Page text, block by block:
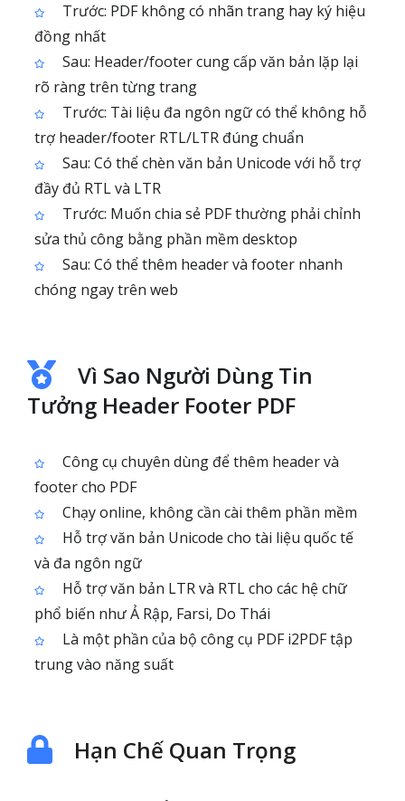
Trước: PDF không có nhãn trang hay ký hiệu
đồng nhất
Sau: Header/footer cung cấp văn bản lặp lại
rõ ràng trên từng trang
Trước: Tài liệu đa ngôn ngữ có thể không hỗ
trợ header/footer RTL/LTR đúng chuẩn
Sau: Có thể chèn văn bản Unicode với hỗ trợ
đầy đủ RTL và LTR
Trước: Muốn chia sẻ PDF thường phải chỉnh
sửa thủ công bằng phần mềm desktop
Sau: Có thể thêm header và footer nhanh
chóng ngay trên web
Vì Sao Người Dùng Tin
Tưởng Header Footer PDF
Công cụ chuyên dùng để thêm header và
footer cho PDF
Chạy online, không cần cài thêm phần mềm
Hỗ trợ văn bản Unicode cho tài liệu quốc tế
và đa ngôn ngữ
Hỗ trợ văn bản LTR và RTL cho các hệ chữ
phổ biến như Ả Rập, Farsi, Do Thái
Là một phần của bộ công cụ PDF i2PDF tập
trung vào năng suất
Hạn Chế Quan Trọng